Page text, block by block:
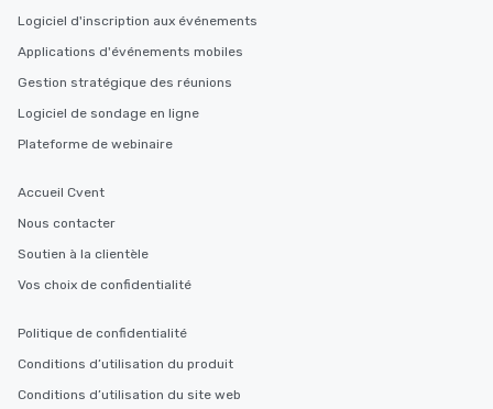
Logiciel d'inscription aux événements
Applications d'événements mobiles
Gestion stratégique des réunions
Logiciel de sondage en ligne
Plateforme de webinaire
Accueil Cvent
Nous contacter
Soutien à la clientèle
Vos choix de confidentialité
Politique de confidentialité
Conditions d’utilisation du produit
Conditions d’utilisation du site web